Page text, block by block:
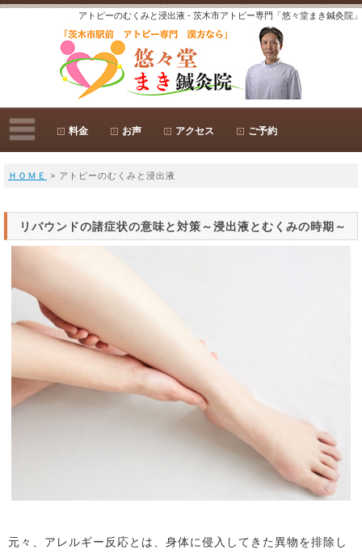
アトピーのむくみと浸出液 - 茨木市アトピー専門「悠々堂まき鍼灸院」
料金 お声 アクセス ご予約
ＨＯＭＥ > アトピーのむくみと浸出液
リバウンドの諸症状の意味と対策～浸出液とむくみの時期～
元々、アレルギー反応とは、身体に侵入してきた異物を排除し